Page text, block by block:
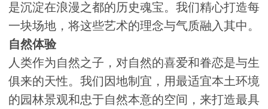
是沉淀在浪漫之都的历史魂宝。我们精心打造每
一块场地，将这些艺术的理念与气质融入其中。
自然体验
人类作为自然之子，对自然的喜爱和眷恋是与生
俱来的天性。我们因地制宜，用最适宜本土环境
的园林景观和忠于自然本意的空间，来打造最具